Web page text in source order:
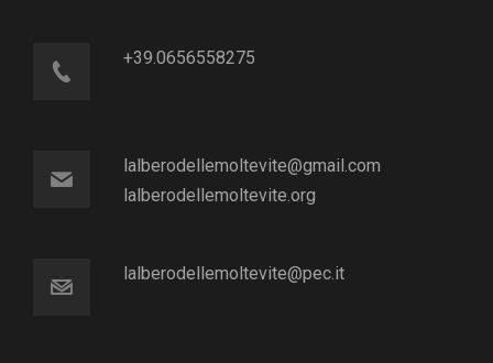
+39.0656558275
lalberodellemoltevite@gmail.com
lalberodellemoltevite.org
lalberodellemoltevite@pec.it